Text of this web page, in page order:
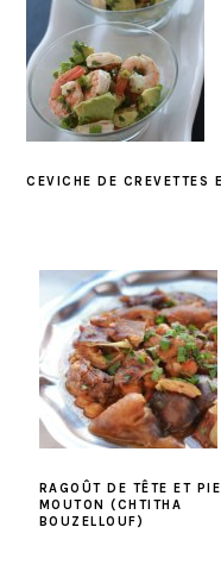
CEVICHE DE CREVETTES
RAGOÛT DE TÊTE ET
MOUTON (CHTITHA
BOUZELLOUF)